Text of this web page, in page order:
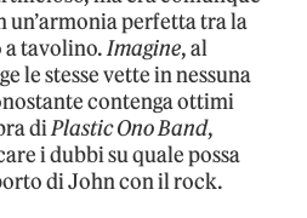
perfetta tra la
a tavolino.Imagine, al
le stesse vette in nessuna
contenga ottimi
diPlastic Ono Band,
i dubbi su quale possa
di John con il rock.